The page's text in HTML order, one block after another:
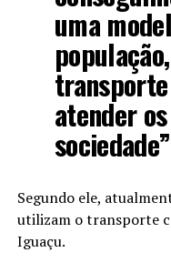
uma
atender
Segundo ele,
utilizam o transporte
Iguaçu.